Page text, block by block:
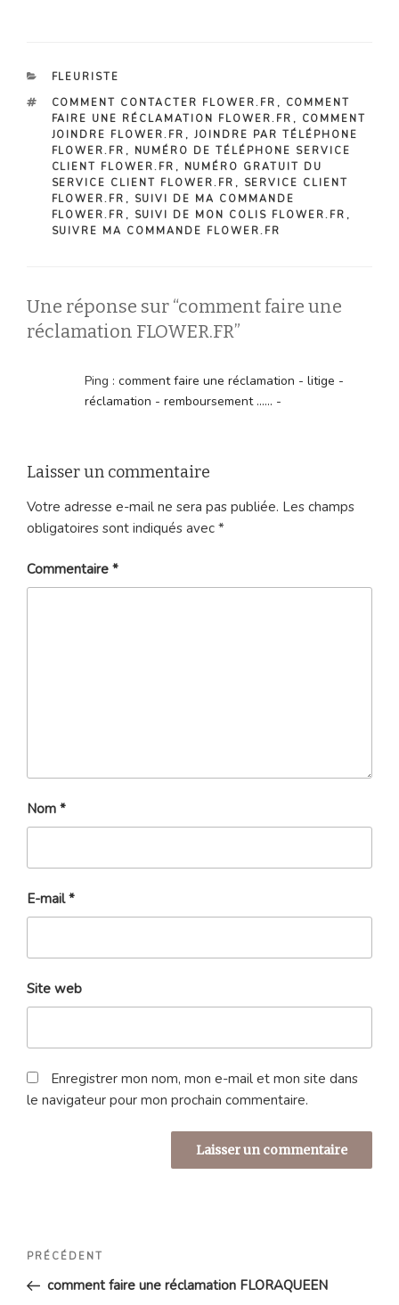
CATÉGORIES
FLEURISTE
ÉTIQUETTES
COMMENT CONTACTER FLOWER.FR , COMMENT
FAIRE UNE RÉCLAMATION FLOWER.FR , COMMENT
JOINDRE FLOWER.FR , JOINDRE PAR TÉLÉPHONE
FLOWER.FR , NUMÉRO DE TÉLÉPHONE SERVICE
CLIENT FLOWER.FR , NUMÉRO GRATUIT DU
SERVICE CLIENT FLOWER.FR , SERVICE CLIENT
FLOWER.FR , SUIVI DE MA COMMANDE
FLOWER.FR , SUIVI DE MON COLIS FLOWER.FR ,
SUIVRE MA COMMANDE FLOWER.FR
Une réponse sur “comment faire une
réclamation FLOWER.FR”
Ping : comment faire une réclamation - litige -
réclamation - remboursement ...... -
Laisser un commentaire
Votre adresse e-mail ne sera pas publiée. Les champs
obligatoires sont indiqués avec *
Commentaire *
Nom *
E-mail*
Site web
Enregistrer mon nom, mon e-mail et mon site dans
le navigateur pour mon prochain commentaire.
Navigation
l’article
Article
précédent
PRÉCÉDENT
comment faire une réclamation FLORAQUEEN